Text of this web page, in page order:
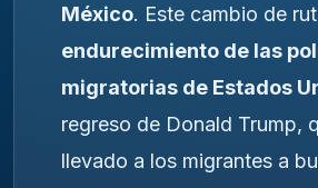
México. Este cambio de
endurecimiento de las
migratorias de Estados
regreso de Donald Trump,
llevado a los migrantes a